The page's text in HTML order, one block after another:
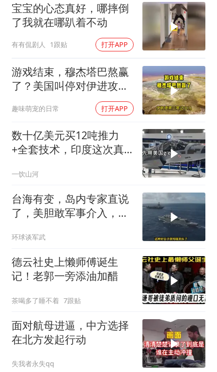
宝宝的心态真好，哪摔倒
了我就在哪趴着不动
有有侃剧人 1跟贴 打开APP
游戏结束，穆杰塔巴熬赢
了？美国叫停对伊进攻，
趣味萌宠的日常 打开APP
数十亿美元买12吨推力
+全套技术，印度这次真
一饮山河
台海有变，岛内专家直说
了，美胆敢军事介入，战
环球谈军武
德云社史上懒师傅诞生
记！老郭一旁添油加醋
茶喝多了睡不着 7跟贴
面对航母进逼，中方选择
在北方发起行动
失我者永失qq